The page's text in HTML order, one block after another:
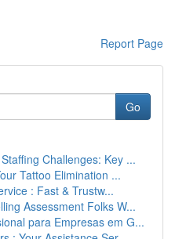
Report Page
Go
Challenges: Key ...
Tattoo Elimination ...
: Fast & Trustw...
Assessment Folks W...
para Empresas em G...